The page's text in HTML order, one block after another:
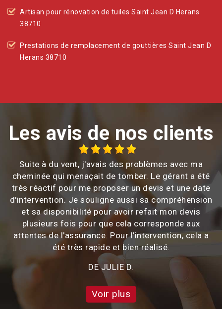
Artisan pour rénovation de tuiles Saint Jean D Herans
38710
Prestations de remplacement de gouttières Saint Jean D
Herans 38710
Les avis de nos clients
Suite à du vent, j'avais des problèmes avec ma
cheminée qui menaçait de tomber. Le gérant a été
très réactif pour me proposer un devis et une date
d'intervention. Je souligne aussi sa compréhension
et sa disponibilité pour avoir refait mon devis
plusieurs fois pour que cela corresponde aux
attentes de l'assurance. Pour l'intervention, cela a
été très rapide et bien réalisé.
DE JULIE D.
Voir plus